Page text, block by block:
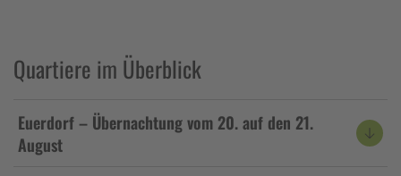
Quartiere im Überblick
Euerdorf – Übernachtung vom 20. auf den 21.
August